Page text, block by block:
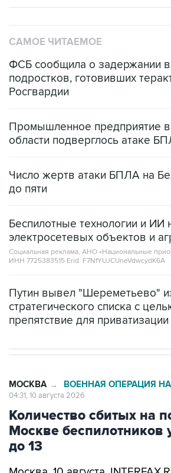
САМОЕ ЧИТАЕМОЕ
ФСБ сообщила о задержании
подростков, готовивших
Росгвардии
Промышленное предприятие
области подверглось атаке
Число жертв атаки БПЛА на
до пяти
Беспилотные технологии и ИИ
электросетевых объектов и
Социальная реклама, АНО «Национальные
ИНН 7725383515 Erid: F7NfYUJCUneVdwcydK6A
Путин вывел "Шереметьево"
стратегического списка с
препятствие для приватизации
МОСКВА → ВОЕННАЯ ОПЕРАЦИЯ
04:31, 10 августа 2026
Количество сбитых на
Москве беспилотников
до 13